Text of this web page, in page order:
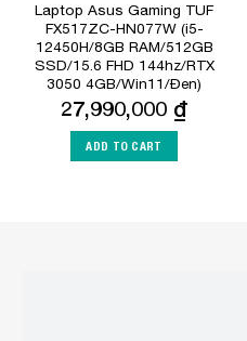
Laptop Asus Gaming TUF
FX517ZC-HN077W (i5-
12450H/8GB RAM/512GB
SSD/15.6 FHD 144hz/RTX
3050 4GB/Win11/Đen)
27,990,000 ₫
ADD TO CART